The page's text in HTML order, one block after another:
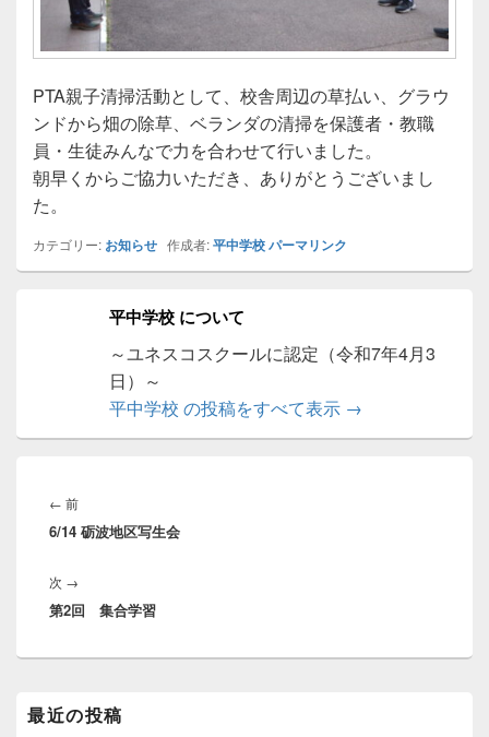
PTA親子清掃活動として、校舎周辺の草払い、グラウ
ンドから畑の除草、ベランダの清掃を保護者・教職
員・生徒みんなで力を合わせて行いました。
朝早くからご協力いただき、ありがとうございまし
た。
カテゴリー: お知らせ 作成者:平中学校パーマリンク
平中学校 について
～ユネスコスクールに認定（令和7年4月3
日）～
平中学校 の投稿をすべて表示 →
稿
ナ
ゲ
ー
シ
← 前前
の
6/14 砺波地区写生会
次 →
の
第2回 集合学習
イ最近の投稿